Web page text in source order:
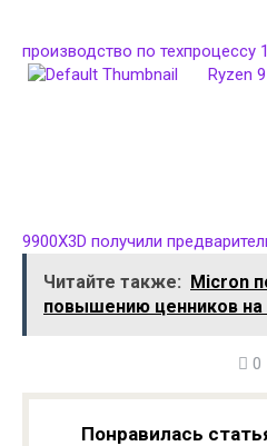
производство по техпроцессу
Ryzen
9900X3D получили
Читайте также: Micron
повышению ценников на
0
Понравилась